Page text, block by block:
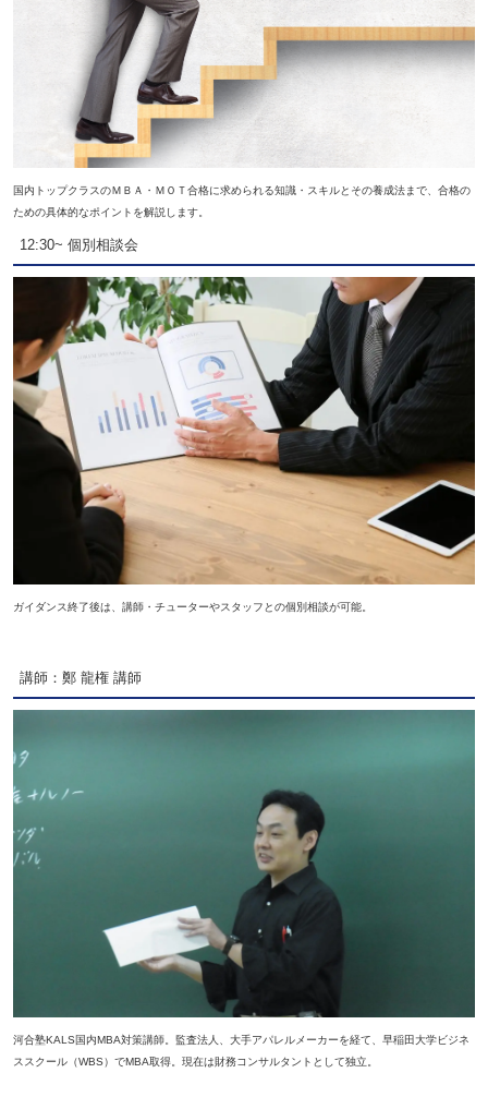
国内トップクラスのＭＢＡ・ＭＯＴ合格に求められる知識・スキルとその養成法まで、合格の
ための具体的なポイントを解説します。
12:30~ 個別相談会
ガイダンス終了後は、講師・チューターやスタッフとの個別相談が可能。
講師：鄭 龍権 講師
河合塾KALS国内MBA対策講師。監査法人、大手アパレルメーカーを経て、早稲田大学ビジネ
ススクール（WBS）でMBA取得。現在は財務コンサルタントとして独立。